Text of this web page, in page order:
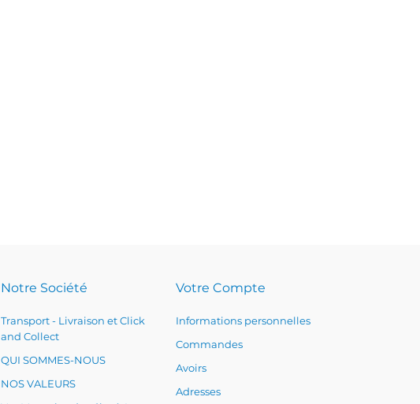
Notre Société
Transport - Livraison et Click
and Collect
QUI SOMMES-NOUS
NOS VALEURS
Votre Compte
Informations personnelles
Commandes
Avoirs
Adresses